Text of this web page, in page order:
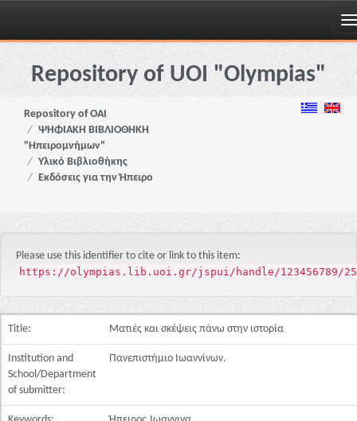
Skip
navigationRepository of UOI "Olympias"
Repository of OAI
ΨΗΦΙΑΚΗ ΒΙΒΛΙΟΘΗΚΗ
"Ηπειρομνήμων"
Υλικό Βιβλιοθήκης
Εκδόσεις για την Ήπειρο
Please use this identifier to cite or link to this item:
https://olympias.lib.uoi.gr/jspui/handle/123456789/
Title: Ματιές και σκέψεις πάνω στην ιστορία
Institution and
School/Department
of submitter:
Πανεπιστήμιο Ιωαννίνων.